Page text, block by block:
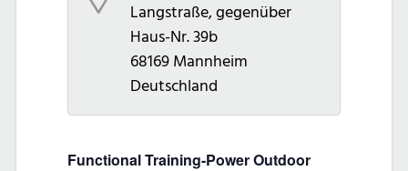
Langstraße, gegenüber
Haus-Nr. 39b
68169 Mannheim
Deutschland
Functional Training-Power Outdoor